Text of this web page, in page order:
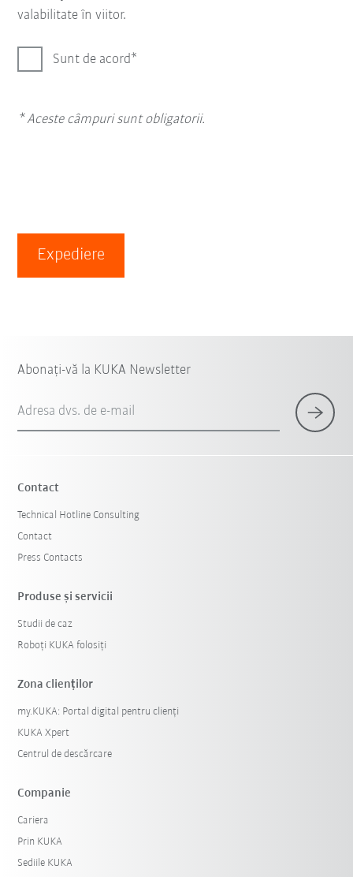
valabilitate în viitor.
Sunt de acord
* Aceste câmpuri sunt obligatorii.
Expediere
Abonați-vă la KUKA Newsletter
Adresa dvs. de e-mail
Contact
Technical Hotline Consulting
Contact
Press Contacts
Produse şi servicii
Studii de caz
Roboți KUKA folosiți
Zona clienților
my.KUKA: Portal digital pentru clienți
KUKA Xpert
Centrul de descărcare
Companie
Cariera
Prin KUKA
Sediile KUKA